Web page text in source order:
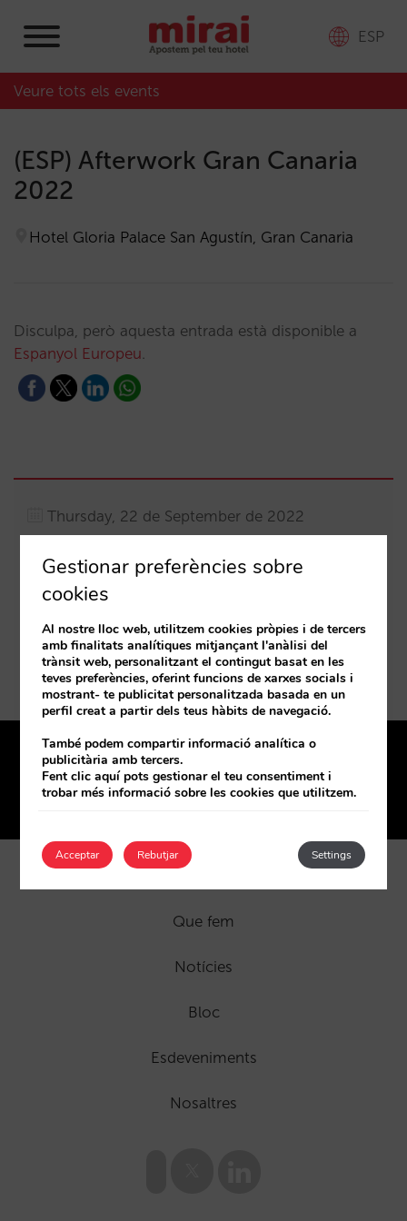
ESP
Veure tots els events
(ESP) Afterwork Gran Canaria
2022
Hotel Gloria Palace San Agustín, Gran Canaria
Disculpa, però aquesta entrada està disponible a
Espanyol Europeu.
Thursday, 22 de September de 2022
C/ Las Margaritas, S/N. San Bartolome de
Tirajana, Las Palmas 35100 Spain
Com arribar-hi
Tenim oficina a prop teu
Coneix-les
Que fem
Notícies
Bloc
Esdeveniments
Nosaltres
Gestionar preferències sobre
cookies
Al nostre lloc web, utilitzem cookies pròpies i de tercers
amb finalitats analítiques mitjançant l'anàlisi del
trànsit web, personalitzant el contingut basat en les
teves preferències, oferint funcions de xarxes socials i
mostrant- te publicitat personalitzada basada en un
perfil creat a partir dels teus hàbits de navegació.
També podem compartir informació analítica o
publicitària amb tercers.
Fent clic aquí pots gestionar el teu consentiment i
trobar més informació sobre les cookies que utilitzem.
Acceptar Settings
Rebutjar